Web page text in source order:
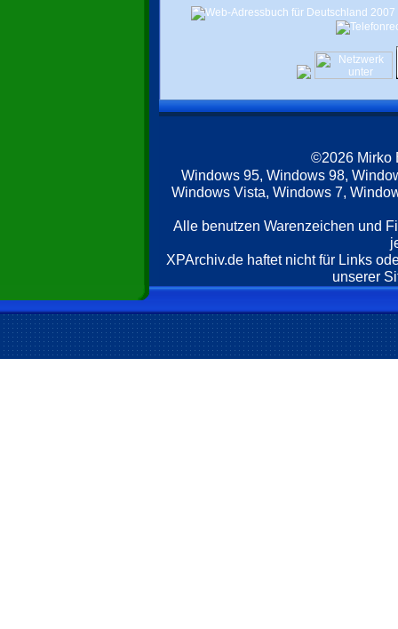
©2026 Mirko
Windows 95, Windows 98,
Windows Vista, Windows 7,
Alle benutzen Warenzeichen und
XPArchiv.de haftet nicht für Links
unserer